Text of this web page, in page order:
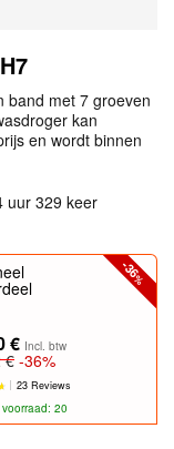
band met 7 groeven
kan
en wordt binnen
uur 329 keer
-36
%
€ Incl. btw
€ -36%
23 Reviews
20